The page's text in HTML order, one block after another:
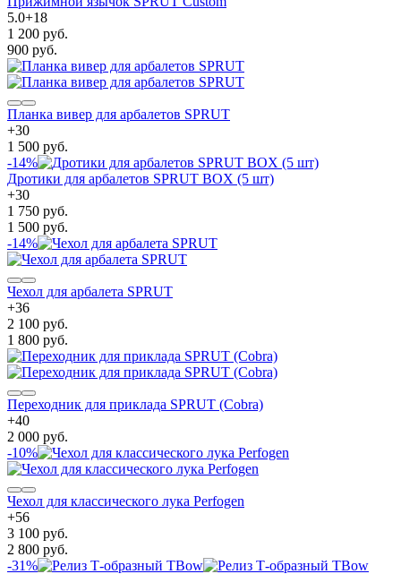
5.0+18
1 200 руб.
900 руб.
Планка вивер для арбалетов SPRUT
+30
1 500 руб.
-14%
Дротики для арбалетов SPRUT BOX (5 шт)
+30
1 750 руб.
1 500 руб.
-14%
Чехол для арбалета SPRUT
+36
2 100 руб.
1 800 руб.
Переходник для приклада SPRUT (Cobra)
+40
2 000 руб.
-10%
Чехол для классического лука Perfogen
+56
3 100 руб.
2 800 руб.
-31%